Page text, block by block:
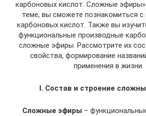
карбоновых кислот. Сложные
теме, вы сможете познакомиться
карбоновых кислот. Также вы
функциональные производные
сложные эфиры. Рассмотрите их
свойства, формирование
применения в жизни.
I. Состав и строение
Сложные эфиры –